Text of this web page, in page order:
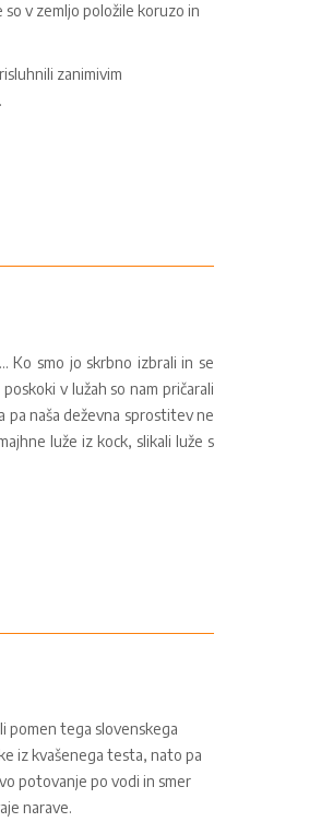
so v zemljo položile koruzo in
zanimivim
Ko smo jo skrbno izbrali in se
v lužah so nam pričarali
pa naša deževna sprostitev ne
luže iz kock, slikali luže s
pomen tega slovenskega
iz kvašenega testa, nato pa
potovanje po vodi in smer
narave.